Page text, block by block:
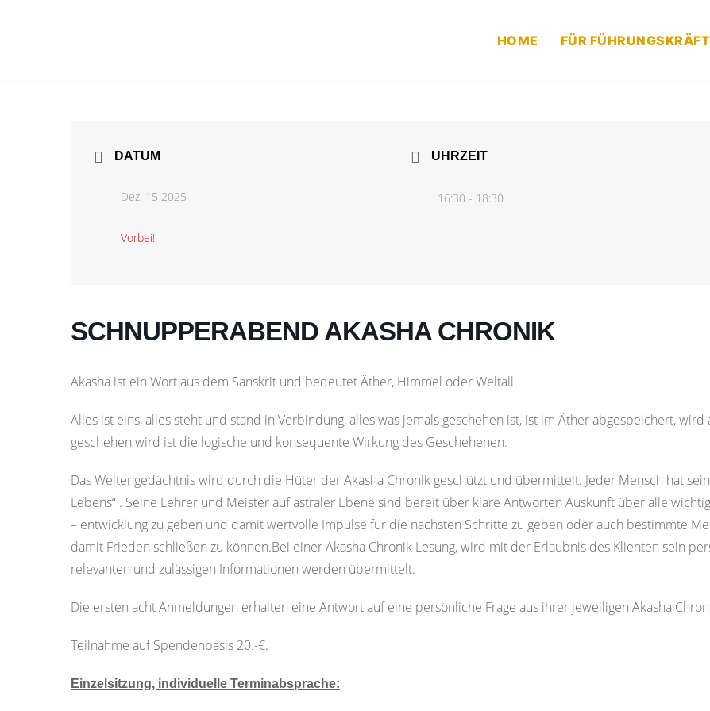
HOME FÜR
DATUM
Dez. 15 2025
Vorbei!
UHRZEIT
16:30 - 18:30
SCHNUPPERABEND AKASHA CHRONIK
Akasha ist ein Wort aus dem Sanskrit und bedeutet Äther, Himmel oder Weltall.
Alles ist eins, alles steht und stand in Verbindung, alles was jemals geschehen ist, ist im Äther abgespeichert,
geschehen wird ist die logische und konsequente Wirkung des Geschehenen.
Das Weltengedächtnis wird durch die Hüter der Akasha Chronik geschützt und übermittelt. Jeder Mensch hat
Lebens“ . Seine Lehrer und Meister auf astraler Ebene sind bereit über klare Antworten Auskunft über alle
– entwicklung zu geben und damit wertvolle Impulse für die nächsten Schritte zu geben oder auch bestimmte
damit Frieden schließen zu können.Bei einer Akasha Chronik Lesung, wird mit der Erlaubnis des Klienten sein
relevanten und zulässigen Informationen werden übermittelt.
Die ersten acht Anmeldungen erhalten eine Antwort auf eine persönliche Frage aus ihrer jeweiligen Akasha
Teilnahme auf Spendenbasis 20.-€.
Einzelsitzung, individuelle Terminabsprache: